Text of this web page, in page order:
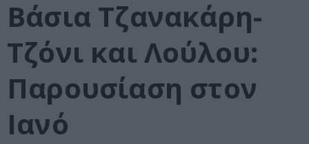
Βάσια Τζανακάρη-
Τζόνι και Λούλου:
Παρουσίαση στον
Ιανό